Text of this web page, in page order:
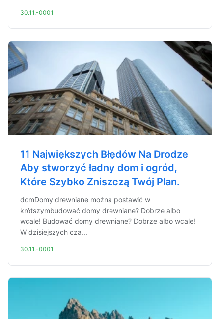
30.11.-0001
11 Największych Błędów Na Drodze
Aby stworzyć ładny dom i ogród,
Które Szybko Zniszczą Twój Plan.
domDomy drewniane można postawić w
krótszymbudować domy drewniane? Dobrze albo
wcale! Budować domy drewniane? Dobrze albo wcale!
W dzisiejszych cza...
30.11.-0001